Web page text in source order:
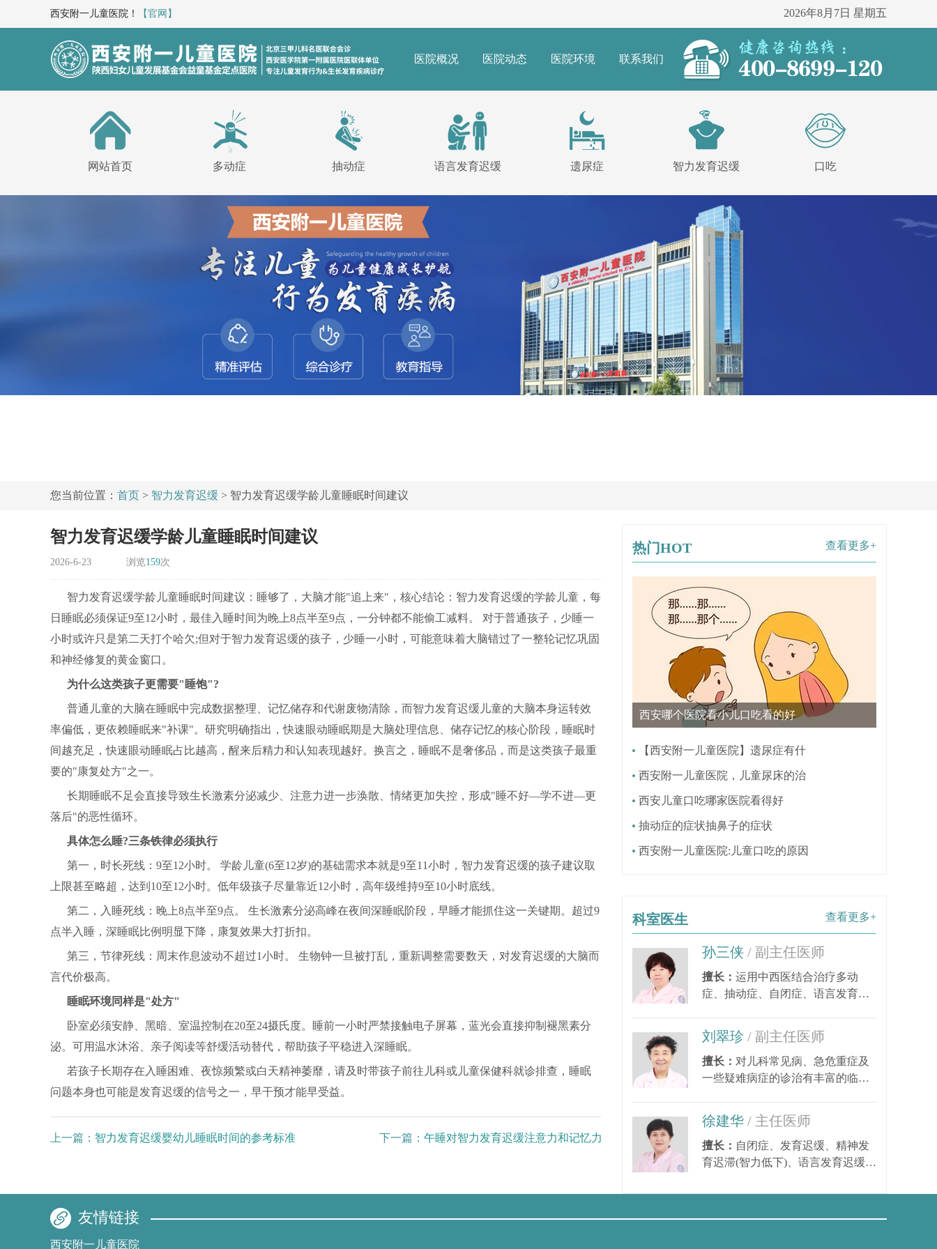
西安附一儿童医院！ 【官网】 2026年8月7日 星期五
医院概况 医院动态 医院环境 联系我们
网站首页 多动症 抽动症 语言发育迟缓 遗尿症 智力发育迟缓 口吃
您当前位置： 首页 > 智力发育迟缓 > 智力发育迟缓学龄儿童睡眠时间建议
智力发育迟缓学龄儿童睡眠时间建议
2026-6-23 浏览159次
智力发育迟缓学龄儿童睡眠时间建议：睡够了，大脑才能"追上来"，核心结论：智力发育迟缓的学龄儿童，每
日睡眠必须保证9至12小时，最佳入睡时间为晚上8点半至9点，一分钟都不能偷工减料。 对于普通孩子，少睡一
小时或许只是第二天打个哈欠;但对于智力发育迟缓的孩子，少睡一小时，可能意味着大脑错过了一整轮记忆巩固
和神经修复的黄金窗口。
为什么这类孩子更需要"睡饱"?
普通儿童的大脑在睡眠中完成数据整理、记忆储存和代谢废物清除，而智力发育迟缓儿童的大脑本身运转效
率偏低，更依赖睡眠来"补课"。研究明确指出，快速眼动睡眠期是大脑处理信息、储存记忆的核心阶段，睡眠时
间越充足，快速眼动睡眠占比越高，醒来后精力和认知表现越好。换言之，睡眠不是奢侈品，而是这类孩子最重
要的"康复处方"之一。
长期睡眠不足会直接导致生长激素分泌减少、注意力进一步涣散、情绪更加失控，形成"睡不好—学不进—更
落后"的恶性循环。
具体怎么睡?三条铁律必须执行
第一，时长死线：9至12小时。 学龄儿童(6至12岁)的基础需求本就是9至11小时，智力发育迟缓的孩子建议取
上限甚至略超，达到10至12小时。低年级孩子尽量靠近12小时，高年级维持9至10小时底线。
第二，入睡死线：晚上8点半至9点。 生长激素分泌高峰在夜间深睡眠阶段，早睡才能抓住这一关键期。超过9
点半入睡，深睡眠比例明显下降，康复效果大打折扣。
第三，节律死线：周末作息波动不超过1小时。 生物钟一旦被打乱，重新调整需要数天，对发育迟缓的大脑而
言代价极高。
睡眠环境同样是"处方"
卧室必须安静、黑暗、室温控制在20至24摄氏度。睡前一小时严禁接触电子屏幕，蓝光会直接抑制褪黑素分
泌。可用温水沐浴、亲子阅读等舒缓活动替代，帮助孩子平稳进入深睡眠。
若孩子长期存在入睡困难、夜惊频繁或白天精神萎靡，请及时带孩子前往儿科或儿童保健科就诊排查，睡眠
问题本身也可能是发育迟缓的信号之一，早干预才能早受益。
上一篇： 智力发育迟缓婴幼儿睡眠时间的参考标准 下一篇： 午睡对智力发育迟缓注意力和记忆力的影响
查看更多+
热门HOT
西安哪个医院看小儿口吃看的好
【西安附一儿童医院】遗尿症有什
西安附一儿童医院，儿童尿床的治
西安儿童口吃哪家医院看得好
抽动症的症状抽鼻子的症状
西安附一儿童医院:儿童口吃的原因
查看更多+
科室医生
孙三侠 / 副主任医师
擅长： 运用中西医结合治疗多动
症、抽动症、自闭症、语言发育迟
刘翠珍 / 副主任医师
擅长： 对儿科常见病、急危重症及
一些疑难病症的诊治有丰富的临床
徐建华 / 主任医师
擅长： 自闭症、发育迟缓、精神发
育迟滞(智力低下)、语言发育迟缓、
友情链接
西安附一儿童医院